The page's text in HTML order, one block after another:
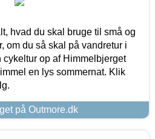
hvad du skal bruge til små og
om du så skal på vandretur i
cykeltur op af Himmelbjerget
en lys sommernat. Klik
på Outmore.dk